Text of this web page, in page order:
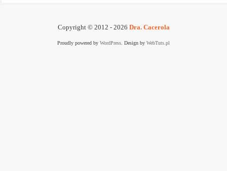
Copyright © 2012 - 2026 Dra. Cacerola
Proudly powered by WordPress . Design by WebTuts.pl